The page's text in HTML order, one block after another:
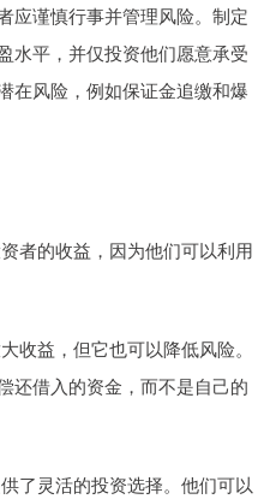
应谨慎行事并管理风险。制定
水平，并仅投资他们愿意承受
在风险，例如保证金追缴和爆
者的收益，因为他们可以利用
收益，但它也可以降低风险。
还借入的资金，而不是自己的
了灵活的投资选择。他们可以